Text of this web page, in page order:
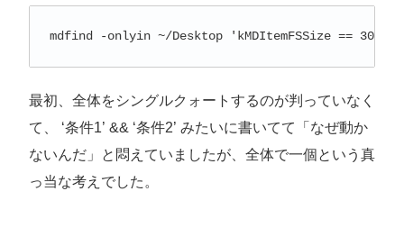
mdfind -onlyin ~/Desktop 'kMDItemFSSize == 3071678
最初、全体をシングルクォートするのが判っていなく
て、 ‘条件1’ && ‘条件2’ みたいに書いてて「なぜ動か
ないんだ」と悶えていましたが、全体で一個という真
っ当な考えでした。